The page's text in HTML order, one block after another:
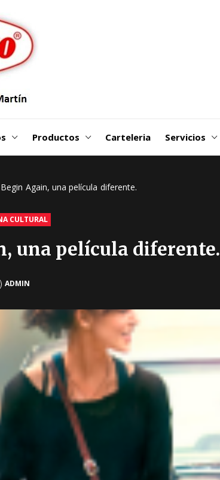
Productos Carteleria Servicios
Begin Again, una película diferente.
CULTURAL
una película diferente.
ADMIN